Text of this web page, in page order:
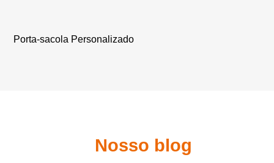
Porta-sacola Personalizado
Nosso blog